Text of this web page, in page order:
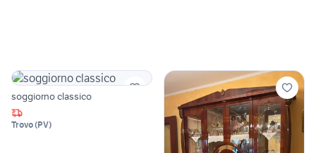
soggiorno classico
Trovo(PV)